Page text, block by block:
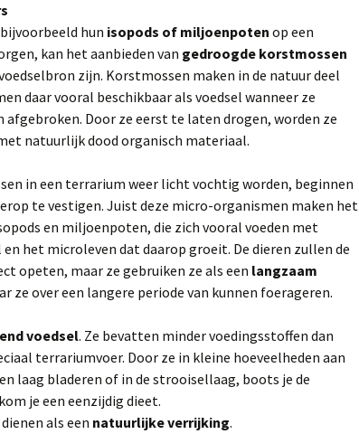
hun isopods of miljoenpoten op een
kan het aanbieden van gedroogde korstmossen
zijn. Korstmossen maken in de natuur deel
daar vooral beschikbaar als voedsel wanneer ze
Door ze eerst te laten drogen, worden ze
natuurlijk dood organisch materiaal.
in een terrarium weer licht vochtig worden, beginnen
te vestigen. Juist deze micro-organismen maken het
en miljoenpoten, die zich vooral voeden met
het microleven dat daarop groeit. De dieren zullen de
opeten, maar ze gebruiken ze als een langzaam
ze over een langere periode van kunnen foerageren.
voedsel. Ze bevatten minder voedingsstoffen dan
terrariumvoer. Door ze in kleine hoeveelheden aan
laag bladeren of in de strooisellaag, boots je de
je een eenzijdig dieet.
als een natuurlijke verrijking.